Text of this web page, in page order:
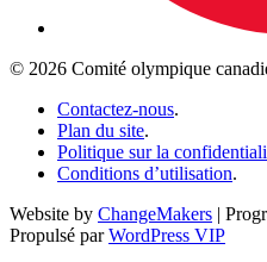
© 2026 Comité olympique
Contactez-nous.
Plan du site.
Politique sur la
Conditions d’utilisation.
Website by ChangeMakers |
Propulsé parWordPress VIP